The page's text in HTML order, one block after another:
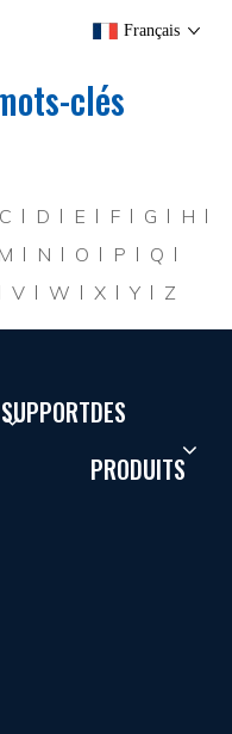
Français
clés
C D E F G
H
M N O P
Q
V W X Y Z
SUPPORTDES
PRODUITS